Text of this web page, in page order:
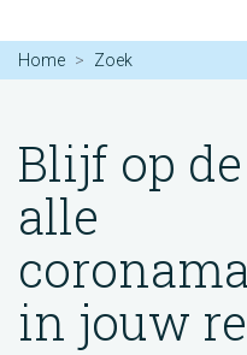
Home Zoek
Blijf op
alle
in jouw